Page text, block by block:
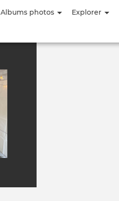
Albums photos Explorer